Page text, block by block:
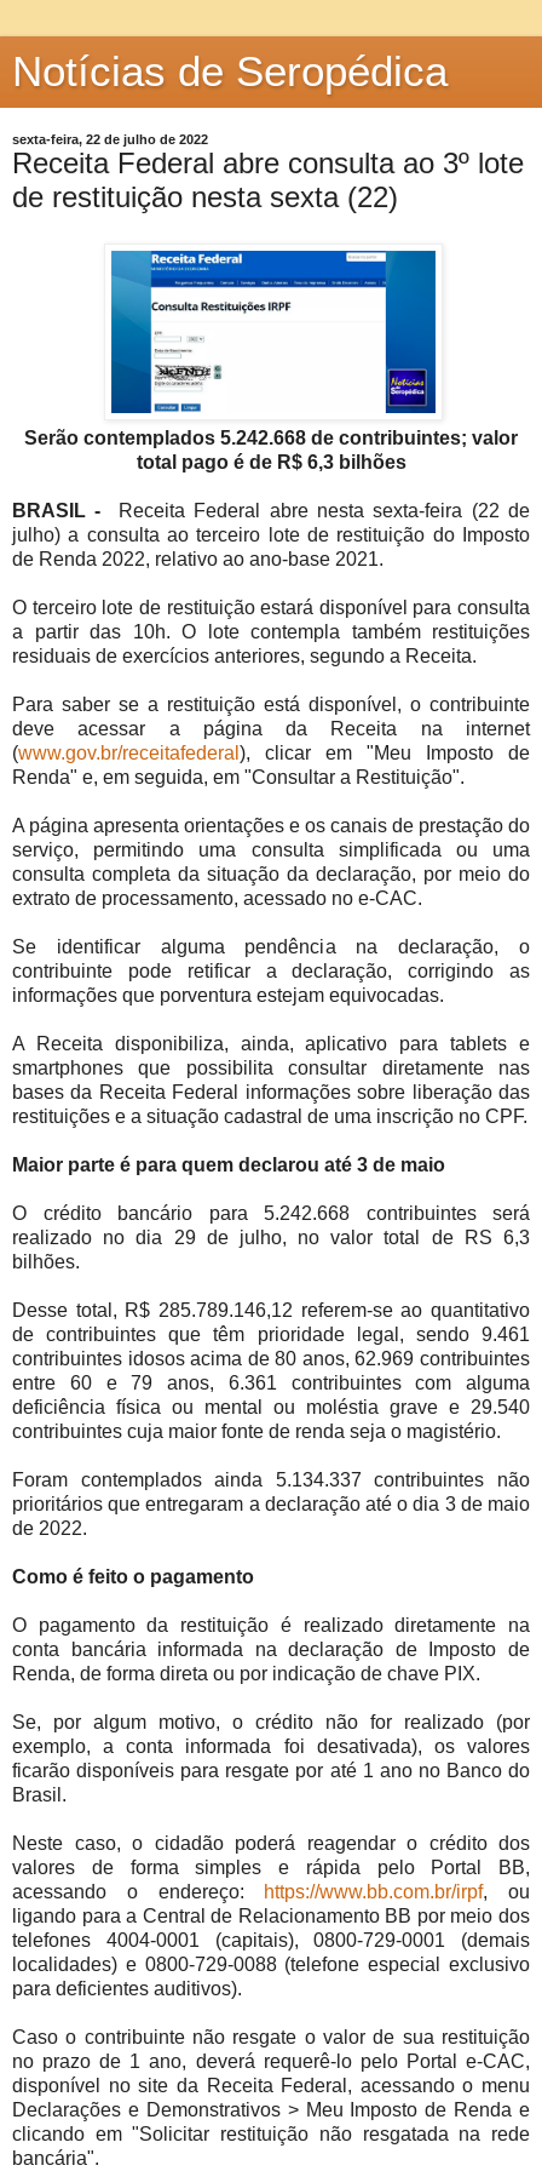
Notícias de Seropédica
sexta-feira, 22 de julho de 2022
Receita Federal abre consulta ao 3º lote
de restituição nesta sexta (22)
Serão contemplados 5.242.668 de contribuintes; valor
total pago é de R$ 6,3 bilhões
BRASIL -
Receita Federal abre nesta sexta-feira (22 de
julho) a consulta ao terceiro lote de restituição do Imposto
de Renda 2022, relativo ao ano-base 2021.
O terceiro lote de restituição estará disponível para consulta
a partir das 10h. O lote contempla também restituições
residuais de exercícios anteriores, segundo a Receita.
Para saber se a restituição está disponível, o contribuinte
deve acessar a página da Receita na internet
(www.gov.br/receitafederal ), clicar em "Meu Imposto de
Renda" e, em seguida, em "Consultar a Restituição".
A página apresenta orientações e os canais de prestação do
serviço, permitindo uma consulta simplificada ou uma
consulta completa da situação da declaração, por meio do
extrato de processamento, acessado no e-CAC.
Se identificar alguma pendência na declaração, o
contribuinte pode retificar a declaração, corrigindo as
informações que porventura estejam equivocadas.
A Receita disponibiliza, ainda, aplicativo para tablets e
smartphones que possibilita consultar diretamente nas
bases da Receita Federal informações sobre liberação das
restituições e a situação cadastral de uma inscrição no CPF.
Maior parte é para quem declarou até 3 de maio
O crédito bancário para 5.242.668 contribuintes será
realizado no dia 29 de julho, no valor total de RS 6,3
bilhões.
Desse total, R$ 285.789.146,12 referem-se ao quantitativo
de contribuintes que têm prioridade legal, sendo 9.461
contribuintes idosos acima de 80 anos, 62.969 contribuintes
entre 60 e 79 anos, 6.361 contribuintes com alguma
deficiência física ou mental ou moléstia grave e 29.540
contribuintes cuja maior fonte de renda seja o magistério.
Foram contemplados ainda 5.134.337 contribuintes não
prioritários que entregaram a declaração até o dia 3 de maio
de 2022.
Como é feito o pagamento
O pagamento da restituição é realizado diretamente na
conta bancária informada na declaração de Imposto de
Renda, de forma direta ou por indicação de chave PIX.
Se, por algum motivo, o crédito não for realizado (por
exemplo, a conta informada foi desativada), os valores
ficarão disponíveis para resgate por até 1 ano no Banco do
Brasil.
Neste caso, o cidadão poderá reagendar o crédito dos
valores de forma simples e rápida pelo Portal BB,
acessando o endereço:
https://www.bb.com.br/irpf, ou
ligando para a Central de Relacionamento BB por meio dos
telefones 4004-0001 (capitais), 0800-729-0001 (demais
localidades) e 0800-729-0088 (telefone especial exclusivo
para deficientes auditivos).
Caso o contribuinte não resgate o valor de sua restituição
no prazo de 1 ano, deverá requerê-lo pelo Portal e-CAC,
disponível no site da Receita Federal, acessando o menu
Declarações e Demonstrativos > Meu Imposto de Renda e
clicando em "Solicitar restituição não resgatada na rede
bancária".